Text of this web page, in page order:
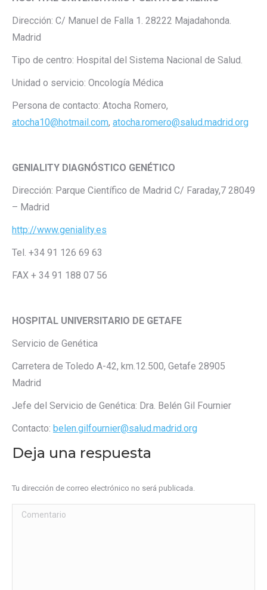
Dirección: C/ Manuel de Falla 1. 28222 Majadahonda.
Madrid
Tipo de centro: Hospital del Sistema Nacional de Salud.
Unidad o servicio: Oncología Médica
Persona de contacto: Atocha Romero,
atocha10@hotmail.com, atocha.romero@salud.madrid.org
GENIALITY DIAGNÓSTICO GENÉTICO
Dirección: Parque Científico de Madrid C/ Faraday,7 28049
– Madrid
http://www.geniality.es
Tel. +34 91 126 69 63
FAX + 34 91 188 07 56
HOSPITAL UNIVERSITARIO DE GETAFE
Servicio de Genética
Carretera de Toledo A-42, km.12.500, Getafe 28905
Madrid
Jefe del Servicio de Genética: Dra. Belén Gil Fournier
Contacto: belen.gilfournier@salud.madrid.org
Deja una respuesta
Tu dirección de correo electrónico no será publicada.
Comentario